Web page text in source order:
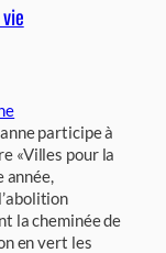
participe à
«Villes pour la
année,
la cheminée de
en vert les